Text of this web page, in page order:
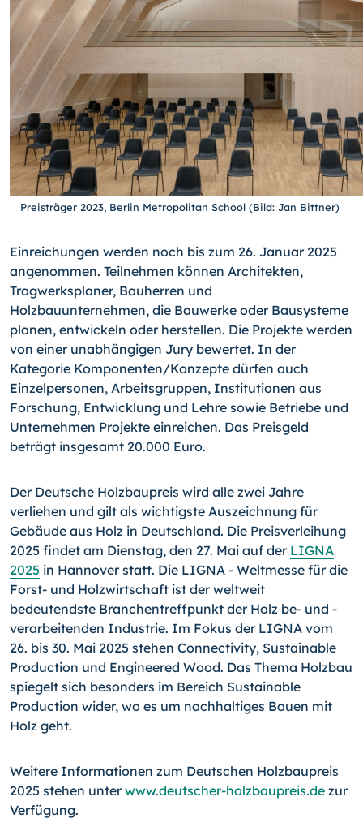
Preisträger 2023, Berlin Metropolitan School (Bild: Jan Bittner)
Einreichungen werden noch bis zum 26. Januar 2025
angenommen. Teilnehmen können Architekten,
Tragwerksplaner, Bauherren und
Holzbauunternehmen, die Bauwerke oder Bausysteme
planen, entwickeln oder herstellen. Die Projekte werden
von einer unabhängigen Jury bewertet. In der
Kategorie Komponenten/Konzepte dürfen auch
Einzelpersonen, Arbeitsgruppen, Institutionen aus
Forschung, Entwicklung und Lehre sowie Betriebe und
Unternehmen Projekte einreichen. Das Preisgeld
beträgt insgesamt 20.000 Euro.
Der Deutsche Holzbaupreis wird alle zwei Jahre
verliehen und gilt als wichtigste Auszeichnung für
Gebäude aus Holz in Deutschland. Die Preisverleihung
2025 findet am Dienstag, den 27. Mai auf der LIGNA
2025 in Hannover statt. Die LIGNA - Weltmesse für die
Forst- und Holzwirtschaft ist der weltweit
bedeutendste Branchentreffpunkt der Holz be- und -
verarbeitenden Industrie. Im Fokus der LIGNA vom
26. bis 30. Mai 2025 stehen Connectivity, Sustainable
Production und Engineered Wood. Das Thema Holzbau
spiegelt sich besonders im Bereich Sustainable
Production wider, wo es um nachhaltiges Bauen mit
Holz geht.
Weitere Informationen zum Deutschen Holzbaupreis
2025 stehen unterwww.deutscher-holzbaupreis.de zur
Verfügung.